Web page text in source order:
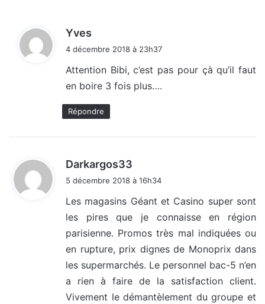
Yves
:
4 décembre 2018 à 23h37
Attention Bibi, c’est pas pour çà qu’il faut
en boire 3 fois plus….
Répondre
Darkargos33
i
5 décembre 2018 à 16h34
Les magasins Géant et Casino super sont
les pires que je connaisse en région
parisienne. Promos très mal indiquées ou
en rupture, prix dignes de Monoprix dans
les supermarchés. Le personnel bac-5 n’en
a rien à faire de la satisfaction client.
Vivement le démantèlement du groupe et